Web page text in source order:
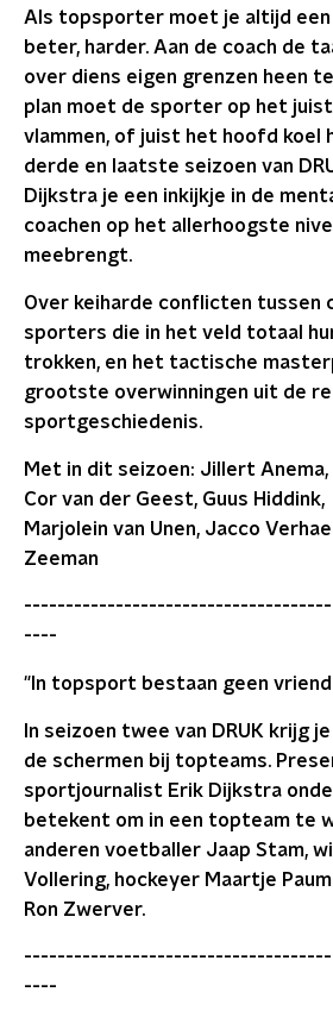
Als topsporter moet je altijd een
beter, harder. Aan de coach de
over diens eigen grenzen heen
plan moet de sporter op het
vlammen, of juist het hoofd koel
derde en laatste seizoen van
Dijkstra je een inkijkje in de
coachen op het allerhoogste
meebrengt.
Over keiharde conflicten tussen
sporters die in het veld totaal
trokken, en het tactische
grootste overwinningen uit de
sportgeschiedenis.
Met in dit seizoen: Jillert
Cor van der Geest, Guus
Marjolein van Unen, Jacco
Zeeman
----
"In topsport bestaan geen
In seizoen twee van DRUK krijg
de schermen bij topteams.
sportjournalist Erik Dijkstra
betekent om in een topteam te
anderen voetballer Jaap Stam,
Vollering, hockeyer Maartje
Ron Zwerver.
----